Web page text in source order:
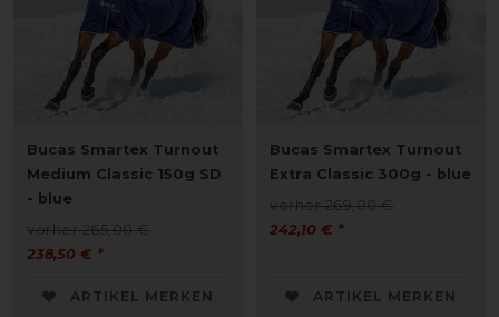
Bucas Smartex Turnout
Medium Classic 150g SD
- blue
vorher 265,00 €
238,50 € *
ARTIKEL MERKEN
Bucas Smartex Turnout
Extra Classic 300g - blue
vorher 269,00 €
242,10 € *
ARTIKEL MERKEN